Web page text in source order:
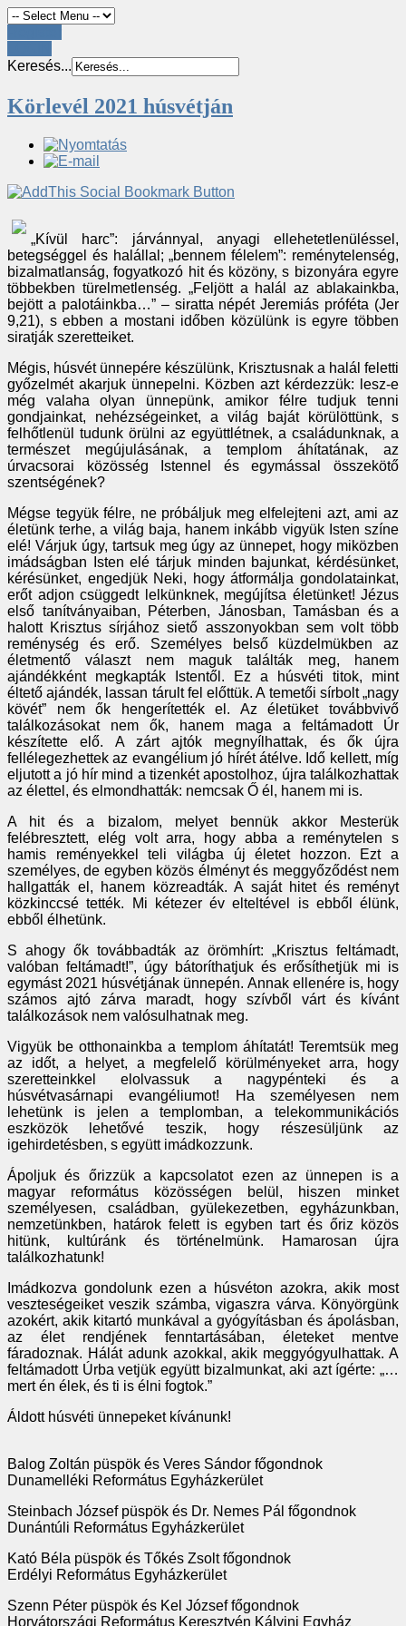
Keresés...
Körlevél 2021 húsvétján
„Kívül harc”: járvánnyal, anyagi ellehetetlenüléssel,
betegséggel és halállal; „bennem félelem”: reménytelenség,
bizalmatlanság, fogyatkozó hit és közöny, s bizonyára egyre
többekben türelmetlenség. „Feljött a halál az ablakainkba,
bejött a palotáinkba…” – siratta népét Jeremiás próféta (Jer
9,21), s ebben a mostani időben közülünk is egyre többen
siratják szeretteiket.
Mégis, húsvét ünnepére készülünk, Krisztusnak a halál feletti
győzelmét akarjuk ünnepelni. Közben azt kérdezzük: lesz-e
még valaha olyan ünnepünk, amikor félre tudjuk tenni
gondjainkat, nehézségeinket, a világ baját körülöttünk, s
felhőtlenül tudunk örülni az együttlétnek, a családunknak, a
természet megújulásának, a templom áhítatának, az
úrvacsorai közösség Istennel és egymással összekötő
szentségének?
Mégse tegyük félre, ne próbáljuk meg elfelejteni azt, ami az
életünk terhe, a világ baja, hanem inkább vigyük Isten színe
elé! Várjuk úgy, tartsuk meg úgy az ünnepet, hogy miközben
imádságban Isten elé tárjuk minden bajunkat, kérdésünket,
kérésünket, engedjük Neki, hogy átformálja gondolatainkat,
erőt adjon csüggedt lelkünknek, megújítsa életünket! Jézus
első tanítványaiban, Péterben, Jánosban, Tamásban és a
halott Krisztus sírjához siető asszonyokban sem volt több
reménység és erő. Személyes belső küzdelmükben az
életmentő választ nem maguk találták meg, hanem
ajándékként megkapták Istentől. Ez a húsvéti titok, mint
éltető ajándék, lassan tárult fel előttük. A temetői sírbolt „nagy
kövét” nem ők hengerítették el. Az életüket továbbvivő
találkozásokat nem ők, hanem maga a feltámadott Úr
készítette elő. A zárt ajtók megnyílhattak, és ők újra
fellélegezhettek az evangélium jó hírét átélve. Idő kellett, míg
eljutott a jó hír mind a tizenkét apostolhoz, újra találkozhattak
az élettel, és elmondhatták: nemcsak Ő él, hanem mi is.
A hit és a bizalom, melyet bennük akkor Mesterük
felébresztett, elég volt arra, hogy abba a reménytelen s
hamis reményekkel teli világba új életet hozzon. Ezt a
személyes, de egyben közös élményt és meggyőződést nem
hallgatták el, hanem közreadták. A saját hitet és reményt
közkinccsé tették. Mi kétezer év elteltével is ebből élünk,
ebből élhetünk.
S ahogy ők továbbadták az örömhírt: „Krisztus feltámadt,
valóban feltámadt!”, úgy bátoríthatjuk és erősíthetjük mi is
egymást 2021 húsvétjának ünnepén. Annak ellenére is, hogy
számos ajtó zárva maradt, hogy szívből várt és kívánt
találkozások nem valósulhatnak meg.
Vigyük be otthonainkba a templom áhítatát! Teremtsük meg
az időt, a helyet, a megfelelő körülményeket arra, hogy
szeretteinkkel elolvassuk a nagypénteki és a
húsvétvasárnapi evangéliumot! Ha személyesen nem
lehetünk is jelen a templomban, a telekommunikációs
eszközök lehetővé teszik, hogy részesüljünk az
igehirdetésben, s együtt imádkozzunk.
Ápoljuk és őrizzük a kapcsolatot ezen az ünnepen is a
magyar református közösségen belül, hiszen minket
személyesen, családban, gyülekezetben, egyházunkban,
nemzetünkben, határok felett is egyben tart és őriz közös
hitünk, kultúránk és történelmünk. Hamarosan újra
találkozhatunk!
Imádkozva gondolunk ezen a húsvéton azokra, akik most
veszteségeiket veszik számba, vigaszra várva. Könyörgünk
azokért, akik kitartó munkával a gyógyításban és ápolásban,
az élet rendjének fenntartásában, életeket mentve
fáradoznak. Hálát adunk azokkal, akik meggyógyulhattak. A
feltámadott Úrba vetjük együtt bizalmunkat, aki azt ígérte: „…
mert én élek, és ti is élni fogtok.”
Áldott húsvéti ünnepeket kívánunk!
Balog Zoltán püspök és Veres Sándor főgondnok
Dunamelléki Református Egyházkerület
Steinbach József püspök és Dr. Nemes Pál főgondnok
Dunántúli Református Egyházkerület
Kató Béla püspök és Tőkés Zsolt főgondnok
Erdélyi Református Egyházkerület
Szenn Péter püspök és Kel József főgondnok
Horvátországi Református Keresztyén Kálvini Egyház